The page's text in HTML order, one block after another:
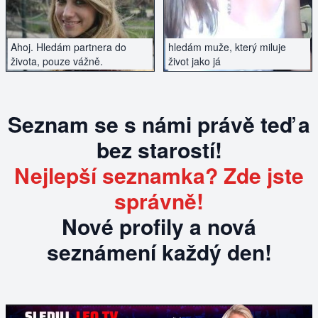
Ahoj. Hledám partnera do
života, pouze vážně.
hledám muže, který miluje
život jako já
Seznam se s námi právě teď a
bez starostí!
Nejlepší seznamka? Zde jste
správně!
Nové profily a nová
seznámení každý den!